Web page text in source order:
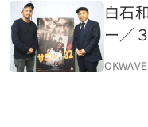
白石
ー／
イ